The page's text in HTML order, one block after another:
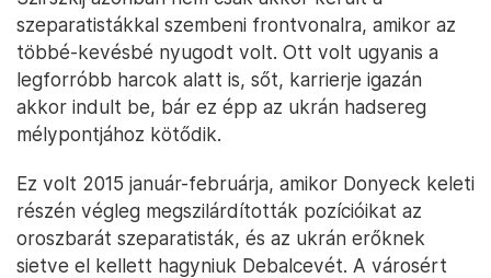
szeparatistákkal szembeni frontvonalra, amikor az
többé-kevésbé nyugodt volt. Ott volt ugyanis a
legforróbb harcok alatt is, sőt, karrierje igazán
akkor indult be, bár ez épp az ukrán hadsereg
mélypontjához kötődik.
Ez volt 2015 január-februárja, amikor Donyeck keleti
részén végleg megszilárdították pozícióikat az
oroszbarát szeparatisták, és az ukrán erőknek
sietve el kellett hagyniuk Debalcevét. A városért